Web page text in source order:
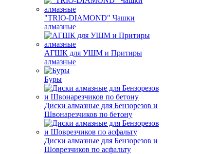
"TRIO-DIAMOND" Чашки
алмазные
АГШК для УШМ и Притиры
алмазные
Буры
Диски алмазные для Бензорезов и
Швонарезчиков по бетону
Диски алмазные для Бензорезов и
Шоврезчиков по асфальту